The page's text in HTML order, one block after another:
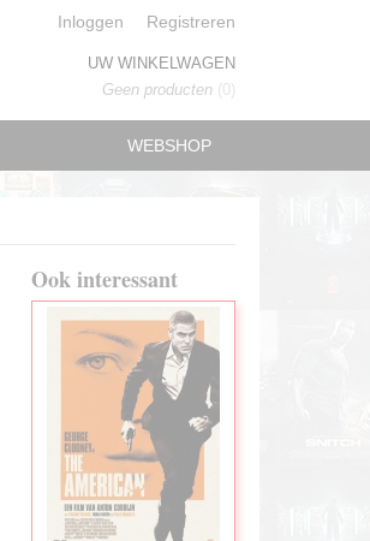
Inloggen Registreren
UW WINKELWAGEN
Geen producten (0)
WEBSHOP
Ook interessant